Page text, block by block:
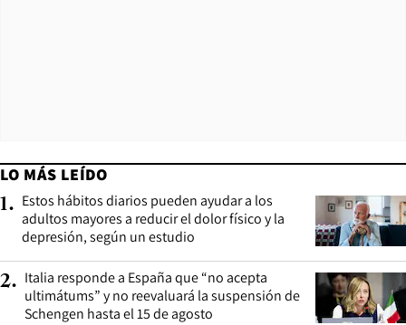
LO MÁS LEÍDO
1. Estos hábitos diarios pueden ayudar a los
adultos mayores a reducir el dolor físico y la
depresión, según un estudio
2. Italia responde a España que “no acepta
ultimátums” y no reevaluará la suspensión de
Schengen hasta el 15 de agosto